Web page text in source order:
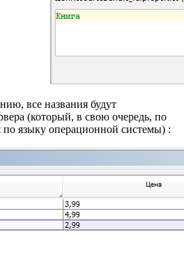
все названия будут
(который, в свою очередь, по
по языку операционной системы) :